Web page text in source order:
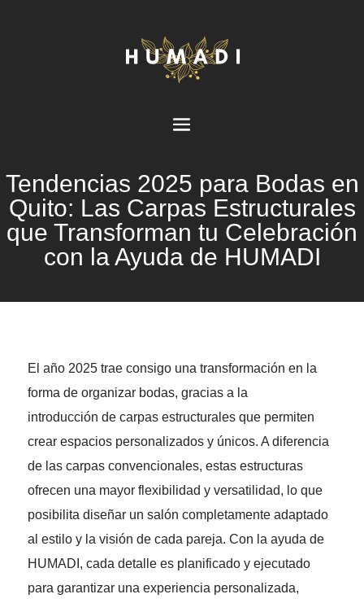
Tendencias 2025 para Bodas en
Quito: Las Carpas Estructurales
que Transforman tu Celebración
con la Ayuda de HUMADI
El año 2025 trae consigo una transformación en la
forma de organizar bodas, gracias a la
introducción de carpas estructurales que permiten
crear espacios personalizados y únicos. A diferencia
de las carpas convencionales, estas estructuras
ofrecen una mayor flexibilidad y versatilidad, lo que
posibilita diseñar un salón completamente adaptado
al estilo y la visión de cada pareja. Con la ayuda de
HUMADI, cada detalle es planificado y ejecutado
para garantizar una experiencia personalizada,